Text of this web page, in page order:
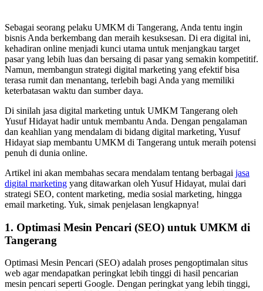
Sebagai seorang pelaku UMKM di Tangerang, Anda tentu ingin
bisnis Anda berkembang dan meraih kesuksesan. Di era digital ini,
kehadiran online menjadi kunci utama untuk menjangkau target
pasar yang lebih luas dan bersaing di pasar yang semakin kompetitif.
Namun, membangun strategi digital marketing yang efektif bisa
terasa rumit dan menantang, terlebih bagi Anda yang memiliki
keterbatasan waktu dan sumber daya.
Di sinilah jasa digital marketing untuk UMKM Tangerang oleh
Yusuf Hidayat hadir untuk membantu Anda. Dengan pengalaman
dan keahlian yang mendalam di bidang digital marketing, Yusuf
Hidayat siap membantu UMKM di Tangerang untuk meraih potensi
penuh di dunia online.
Artikel ini akan membahas secara mendalam tentang berbagai jasa
digital marketing yang ditawarkan oleh Yusuf Hidayat, mulai dari
strategi SEO, content marketing, media sosial marketing, hingga
email marketing. Yuk, simak penjelasan lengkapnya!
1. Optimasi Mesin Pencari (SEO) untuk UMKM di
Tangerang
Optimasi Mesin Pencari (SEO) adalah proses pengoptimalan situs
web agar mendapatkan peringkat lebih tinggi di hasil pencarian
mesin pencari seperti Google. Dengan peringkat yang lebih tinggi,